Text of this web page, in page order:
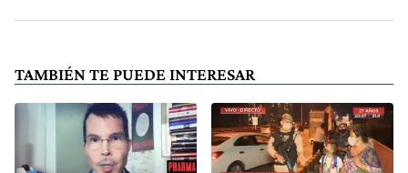
TAMBIÉN TE PUEDE INTERESAR